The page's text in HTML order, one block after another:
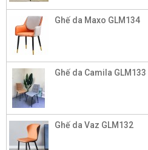
Ghế da Maxo GLM134
Ghế da Camila GLM133
Ghế da Vaz GLM132